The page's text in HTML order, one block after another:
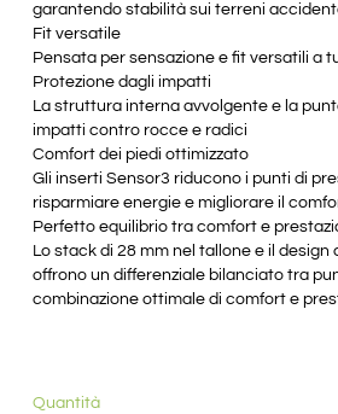
garantendo stabilità sui terreni
Fit versatile
Pensata per sensazione e fit versatili a
Protezione dagli impatti
La struttura interna avvolgente e la
impatti contro rocce e radici
Comfort dei piedi ottimizzato
Gli inserti Sensor3 riducono i punti di
risparmiare energie e migliorare il
Perfetto equilibrio tra comfort e
Lo stack di 28 mm nel tallone e il design
offrono un differenziale bilanciato tra
combinazione ottimale di comfort e
Quantità